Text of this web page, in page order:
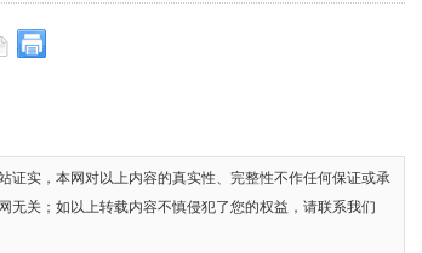
证实，本网对以上内容的真实性、完整性不作任何保证或承
无关；如以上转载内容不慎侵犯了您的权益，请联系我们